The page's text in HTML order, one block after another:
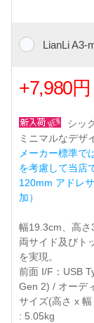
LianLi A3-
+7,980円
シッ
ミニマルなデザ
メーカー標準で
を考慮して当店
120mm アドレ
加）
幅19.3cm、高さ
両サイド及びト
を実現。
前面 I/F：USB
Gen 2) / オーデ
サイズ(高さ x
: 5.05kg